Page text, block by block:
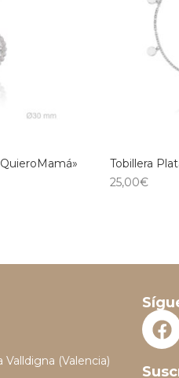
Tobillera
25,00€
(Valencia)